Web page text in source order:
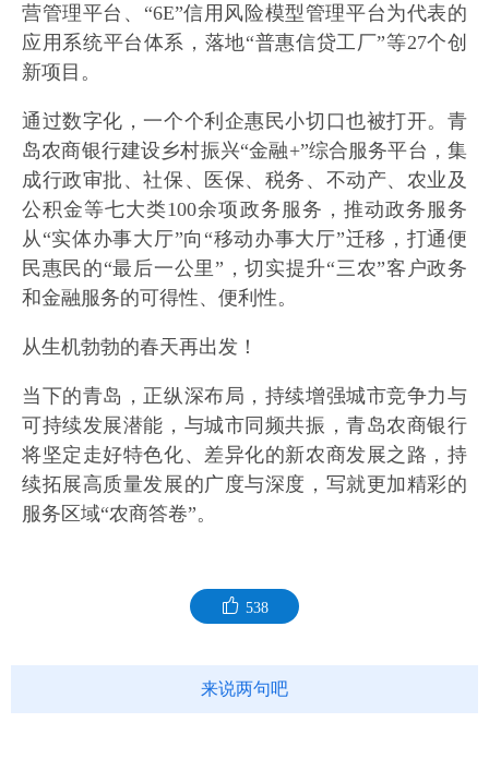
营管理平台、“6E”信用风险模型管理平台为代表的
应用系统平台体系，落地“普惠信贷工厂”等27个创
新项目。
通过数字化，一个个利企惠民小切口也被打开。青
岛农商银行建设乡村振兴“金融+”综合服务平台，集
成行政审批、社保、医保、税务、不动产、农业及
公积金等七大类100余项政务服务，推动政务服务
从“实体办事大厅”向“移动办事大厅”迁移，打通便
民惠民的“最后一公里”，切实提升“三农”客户政务
和金融服务的可得性、便利性。
从生机勃勃的春天再出发！
当下的青岛，正纵深布局，持续增强城市竞争力与
可持续发展潜能，与城市同频共振，青岛农商银行
将坚定走好特色化、差异化的新农商发展之路，持
续拓展高质量发展的广度与深度，写就更加精彩的
服务区域“农商答卷”。
538
来说两句吧